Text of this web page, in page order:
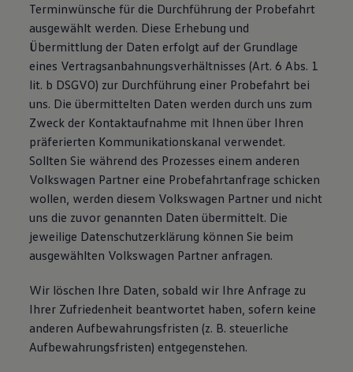
Terminwünsche für die Durchführung der Probefahrt
ausgewählt werden. Diese Erhebung und
Übermittlung der Daten erfolgt auf der Grundlage
eines Vertragsanbahnungsverhältnisses (Art. 6 Abs. 1
lit. b DSGVO) zur Durchführung einer Probefahrt bei
uns. Die übermittelten Daten werden durch uns zum
Zweck der Kontaktaufnahme mit Ihnen über Ihren
präferierten Kommunikationskanal verwendet.
Sollten Sie während des Prozesses einem anderen
Volkswagen Partner eine Probefahrtanfrage schicken
wollen, werden diesem Volkswagen Partner und nicht
uns die zuvor genannten Daten übermittelt. Die
jeweilige Datenschutzerklärung können Sie beim
ausgewählten Volkswagen Partner anfragen.
Wir löschen Ihre Daten, sobald wir Ihre Anfrage zu
Ihrer Zufriedenheit beantwortet haben, sofern keine
anderen Aufbewahrungsfristen (z. B. steuerliche
Aufbewahrungsfristen) entgegenstehen.